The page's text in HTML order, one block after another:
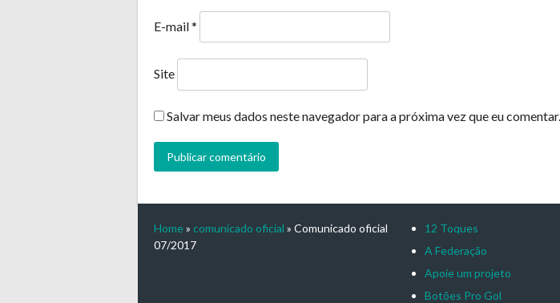
E-mail*
Site
Salvar meus dados neste navegador para a próxima vez que eu comentar.
Home » comunicado oficial » Comunicado oficial
07/2017
12 Toques
A Federação
Apoie um projeto
Botões Pro Gol